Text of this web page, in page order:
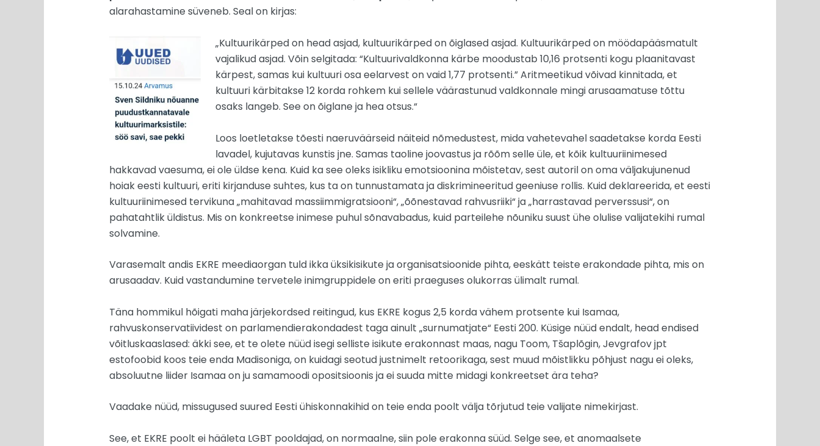
alarahastamine süveneb. Seal on kirjas:
„Kultuurikärped on head asjad, kultuurikärped on õiglased asjad. Kultuurikärped on möödapääsmatult
vajalikud asjad. Võin selgitada: “Kultuurivaldkonna kärbe moodustab 10,16 protsenti kogu plaanitavast
kärpest, samas kui kultuuri osa eelarvest on vaid 1,77 protsenti.” Aritmeetikud võivad kinnitada, et
kultuuri kärbitakse 12 korda rohkem kui sellele väärastunud valdkonnale mingi arusaamatuse tõttu
osaks langeb. See on õiglane ja hea otsus.“
Loos loetletakse tõesti naeruväärseid näiteid nõmedustest, mida vahetevahel saadetakse korda Eesti
lavadel, kujutavas kunstis jne. Samas taoline joovastus ja rõõm selle üle, et kõik kultuuriinimesed
hakkavad vaesuma, ei ole üldse kena. Kuid ka see oleks isikliku emotsioonina mõistetav, sest autoril on oma väljakujunenud
hoiak eesti kultuuri, eriti kirjanduse suhtes, kus ta on tunnustamata ja diskrimineeritud geeniuse rollis. Kuid deklareerida, et eesti
kultuuriinimesed tervikuna „mahitavad massiimmigratsiooni“, „õõnestavad rahvusriiki“ ja „harrastavad perverssusi“, on
pahatahtlik üldistus. Mis on konkreetse inimese puhul sõnavabadus, kuid parteilehe nõuniku suust ühe olulise valijatekihi rumal
solvamine.
Varasemalt andis EKRE meediaorgan tuld ikka üksikisikute ja organisatsioonide pihta, eeskätt teiste erakondade pihta, mis on
arusaadav. Kuid vastandumine tervetele inimgruppidele on eriti praeguses olukorras ülimalt rumal.
Täna hommikul hõigati maha järjekordsed reitingud, kus EKRE kogus 2,5 korda vähem protsente kui Isamaa,
rahvuskonservatiividest on parlamendierakondadest taga ainult „surnumatjate“ Eesti 200. Küsige nüüd endalt, head endised
võitluskaaslased: äkki see, et te olete nüüd isegi selliste isikute erakonnast maas, nagu Toom, Tšaplõgin, Jevgrafov jpt
estofoobid koos teie enda Madisoniga, on kuidagi seotud justnimelt retoorikaga, sest muud mõistlikku põhjust nagu ei oleks,
absoluutne liider Isamaa on ju samamoodi opositsioonis ja ei suuda mitte midagi konkreetset ära teha?
Vaadake nüüd, missugused suured Eesti ühiskonnakihid on teie enda poolt välja tõrjutud teie valijate nimekirjast.
See, et EKRE poolt ei hääleta LGBT pooldajad, on normaalne, siin pole erakonna süüd. Selge see, et anomaalsete